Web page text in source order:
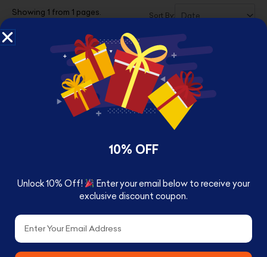
Showing 1 from 1 pages. Sort By:
متنوعه
SHOP NOW
10% OFF
Unlock 10% Off!
Enter your email below to receive your
exclusive discount coupon.
Email